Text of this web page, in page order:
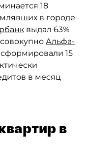
18
в городе
выдал 63%
Альфа-
сформировали 15
в месяц
в